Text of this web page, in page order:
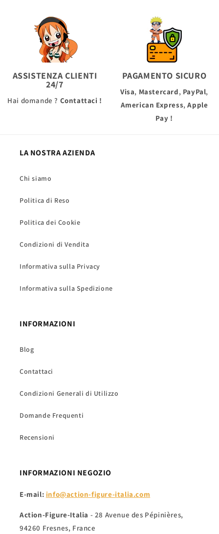
ASSISTENZA CLIENTI
24/7
Hai domande ? Contattaci !
PAGAMENTO SICURO
Visa, Mastercard, PayPal,
American Express,Apple
Pay !
LA NOSTRA AZIENDA
Chi siamo
Politica di Reso
Politica dei Cookie
Condizioni di Vendita
Informativa sulla Privacy
Informativa sulla Spedizione
INFORMAZIONI
Blog
Contattaci
Condizioni Generali di Utilizzo
Domande Frequenti
Recensioni
INFORMAZIONI NEGOZIO
E-mail: info@action-figure-italia.com
Action-Figure-Italia - 28 Avenue des Pépinières,
94260 Fresnes, France